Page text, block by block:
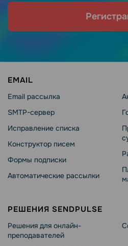
EMAIL
Email рассылка
SMTP-сервер
Исправление списка
Конструктор писем
Формы подписки
Автоматические рассылки
РЕШЕНИЯ SENDPULSE
Решения для онлайн-
преподавателей